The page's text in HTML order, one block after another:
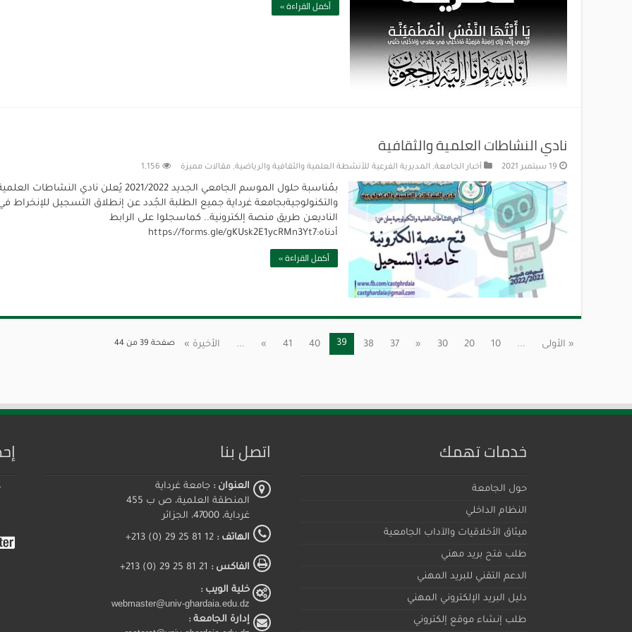
أكمل القراءة »
نادي النشاطات العلمية والثقافية
19 سبتمبر 2021 أخبار الجامعة, المديرية الفرعية للأنشطة العلمية والثقافية والرياضية, مقالات مميزة 1,156
بمُناسبة حلول الموسم الجامعي الجديد 2021/2022 يُعلن نادي النشاطات
والتكنولوجيةبجامعة غرداية جميع الطلبة الجُدد عن إنطلاق التسجيل للإنخراط
الناديعن طريق منصة إلكترونية.. كماسجلوا على الرابط
أدناه:https://forms.gle/gKUsk2E1ycRMn3Yt7
أكمل القراءة »
صفحة 39 من 44 « الأولى ...
10
20
30
«
37
38
39
40
41
»
... الأخيرة »
خدمات تهمك
حول الجامعة
النظام الداخلي
ميثاق اﻷخلاقيات والآداب الجامعية
طلب فتح بريد مهني
الدعم التقني للبريد المهني
دليل البريد الإلكتروني المهني
طلب إنشاء موقع إلكتروني
اتصل بنا
العنوان : جامعة غرداية
المنطقة العلمية، ص ب 455
غرداية، 47000، الجزائر
الهاتف :
الفاكس :
خلية الويب :
webmaster@univ-ghardaia.edu.dz
إدارة الجامعة :